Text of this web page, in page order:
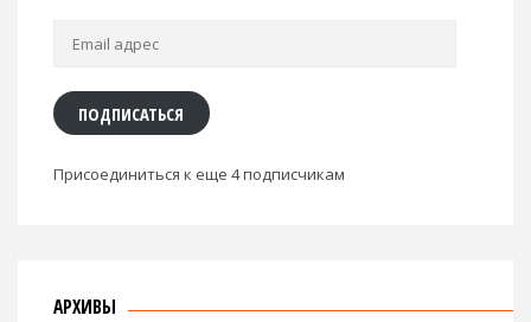
Email
ПОДПИСАТЬСЯ
Присоединиться к еще 4 подписчикам
АРХИВЫ